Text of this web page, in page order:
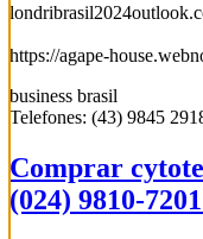
https://agape-
business brasil
Telefones: (43) 9845
Comprar
(024) 9810-